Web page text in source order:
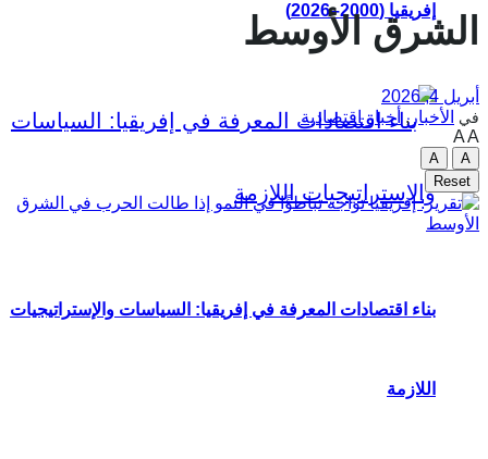
إفريقيا (2000–2026)
بناء اقتصادات المعرفة في إفريقيا: السياسات والإستراتيجيات
اللازمة
الشرق الأوسط
أبريل 4, 2026
في الأخبار ,أخبار اقتصادية
AA
A
A
Reset